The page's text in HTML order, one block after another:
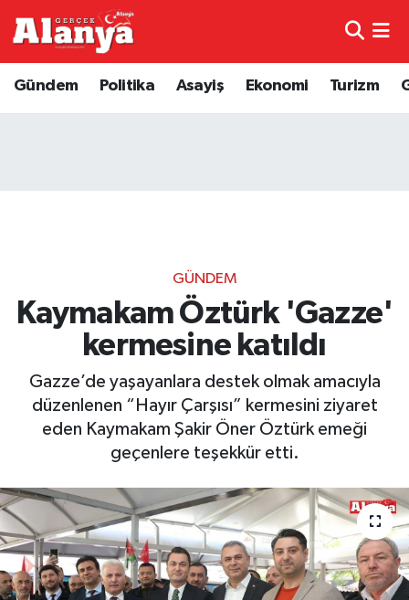
Gündem Politika Asayiş Ekonomi Turizm
GÜNDEM
Kaymakam Öztürk 'Gazze'
kermesine katıldı
Gazze’de yaşayanlara destek olmak amacıyla
düzenlenen “Hayır Çarşısı” kermesini ziyaret
eden Kaymakam Şakir Öner Öztürk emeği
geçenlere teşekkür etti.
Genel
Dünya
Ekonomi
Gizlilik İlkeleri - Privacy Policy
Güncel
Gündem
Politika
Trafik Durumu
Haber Arşivi